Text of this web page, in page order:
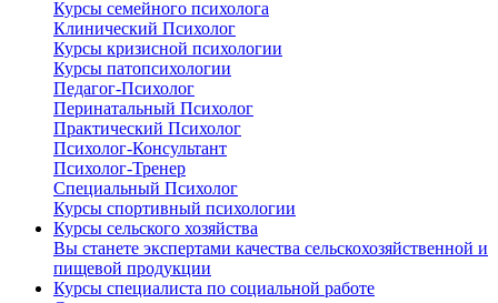
Курсы семейного психолога
Клинический Психолог
Курсы кризисной психологии
Курсы патопсихологии
Педагог-Психолог
Перинатальный Психолог
Практический Психолог
Психолог-Консультант
Психолог-Тренер
Специальный Психолог
Курсы спортивный психологии
Курсы сельского хозяйства
Вы станете экспертами качества сельскохозяйственной и
пищевой продукции
Курсы специалиста по социальной работе